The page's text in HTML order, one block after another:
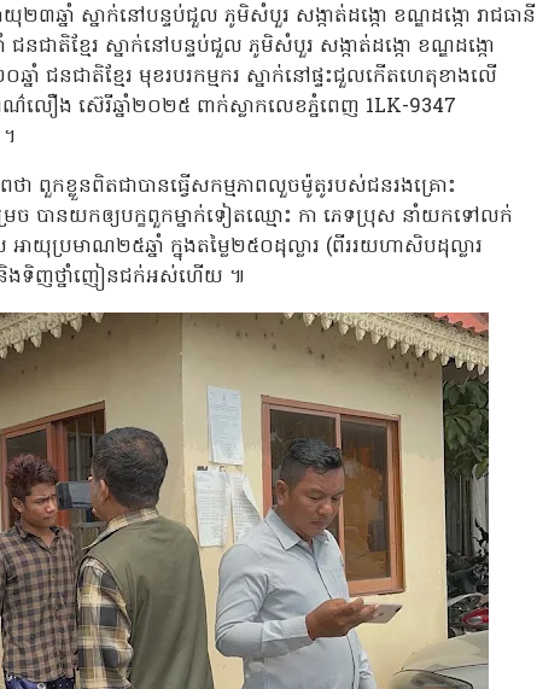
នាំ ស្នាក់នៅបន្ទប់ជួល ភូមិសំបួរ សង្កាត់ដង្កោ ខណ្ឌដង្កោ រាជធានី
ាតិខ្មែរ ស្នាក់នៅបន្ទប់ជួល ភូមិសំបួរ សង្កាត់ដង្កោ ខណ្ឌដង្កោ
ាំ ជនជាតិខ្មែរ មុខរបរកម្មករ ស្នាក់នៅផ្ទះជួលកើតហេតុខាងលើ
ឿង ស៊េរីឆ្នាំ២០២៥ ពាក់ស្លាកលេខភ្នំពេញ 1LK-9347
ពួកខ្លួនពិតជាបានធ្វើសកម្មភាពលួចម៉ូតូរបស់ជនរងគ្រោះ
បានយកឲ្យបក្ខពួកម្នាក់ទៀតឈ្មោះ កា ភេទប្រុស នាំយកទៅលក់
យុប្រមាណ២៥ឆ្នាំ ក្នុងតម្លៃ២៥០ដុល្លារ (ពីររយហាសិបដុល្លារ
និងទិញថ្នាំញៀនជក់អស់ហើយ ៕